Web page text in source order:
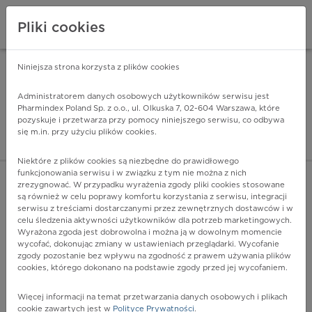
Pharmindex - lider
ZALOGUJ SIĘ
I21.0 - Ostry zawał serca pełnościenny ściany przedniej
Więcej na lekiicd10.pl
Pliki cookies
Niniejsza strona korzysta z plików cookies
Administratorem danych osobowych użytkowników serwisu jest
Pharmindex Poland Sp. z o.o., ul. Olkuska 7, 02-604 Warszawa, które
pozyskuje i przetwarza przy pomocy niniejszego serwisu, co odbywa
się m.in. przy użyciu plików cookies.
Niektóre z plików cookies są niezbędne do prawidłowego
funkcjonowania serwisu i w związku z tym nie można z nich
zrezygnować. W przypadku wyrażenia zgody pliki cookies stosowane
są również w celu poprawy komfortu korzystania z serwisu, integracji
serwisu z treściami dostarczanymi przez zewnętrznych dostawców i w
celu śledzenia aktywności użytkowników dla potrzeb marketingowych.
Wyrażona zgoda jest dobrowolna i można ją w dowolnym momencie
wycofać, dokonując zmiany w ustawieniach przeglądarki. Wycofanie
zgody pozostanie bez wpływu na zgodność z prawem używania plików
cookies, którego dokonano na podstawie zgody przed jej wycofaniem.
Więcej informacji na temat przetwarzania danych osobowych i plikach
cookie zawartych jest w Polityce Prywatności.
ZA DARMO - w Google Play INSTALUJ